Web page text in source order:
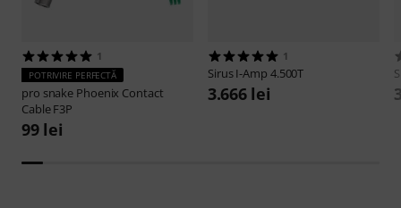
1
POTRIVIRE PERFECTĂ
pro snake Phoenix Contact
Cable F3P
99 lei
1
SirusI-Amp 4.500T
3.666 lei